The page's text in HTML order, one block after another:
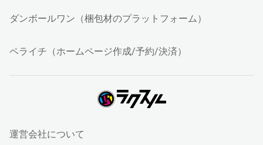
ダンボールワン（梱包材のプラットフォーム）
ペライチ（ホームページ作成/予約/決済）
運営会社について